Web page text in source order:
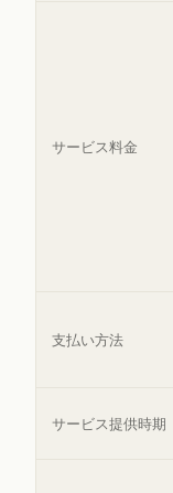
サービス料金
支払い方法
サービス提供時期